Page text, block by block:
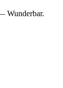
Wunderbar.